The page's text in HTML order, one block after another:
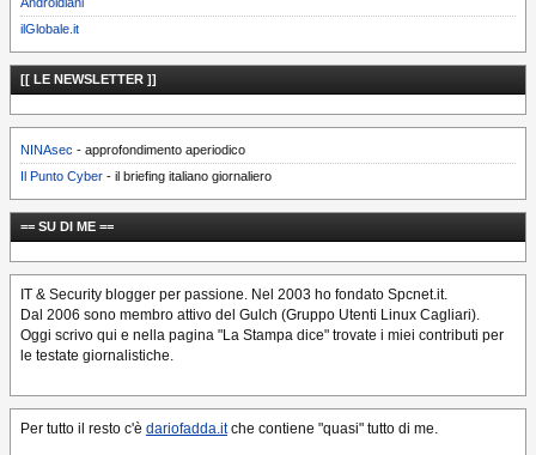
ilGlobale.it
[[ LE NEWSLETTER ]]
NINAsec - approfondimento aperiodico
Il Punto Cyber - il briefing italiano giornaliero
== SU DI ME ==
IT & Security blogger per passione. Nel 2003 ho fondato Spcnet.it.
Dal 2006 sono membro attivo del Gulch (Gruppo Utenti Linux Cagliari).
Oggi scrivo qui e nella pagina "La Stampa dice" trovate i miei contributi per
le testate giornalistiche.
Per tutto il resto c'è dariofadda.itche contiene "quasi" tutto di me.